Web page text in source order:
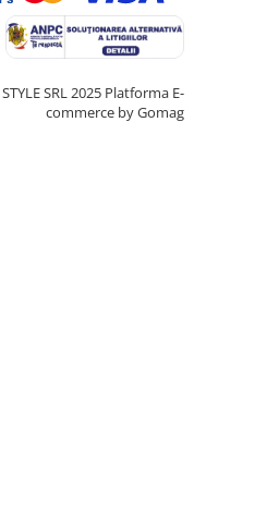
SRL 2025 Platforma E-
commerce by Gomag